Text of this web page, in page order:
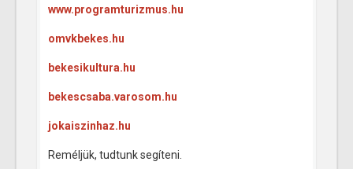
www.programturizmus.hu
omvkbekes.hu
bekesikultura.hu
bekescsaba.varosom.hu
jokaiszinhaz.hu
Reméljük, tudtunk segíteni.